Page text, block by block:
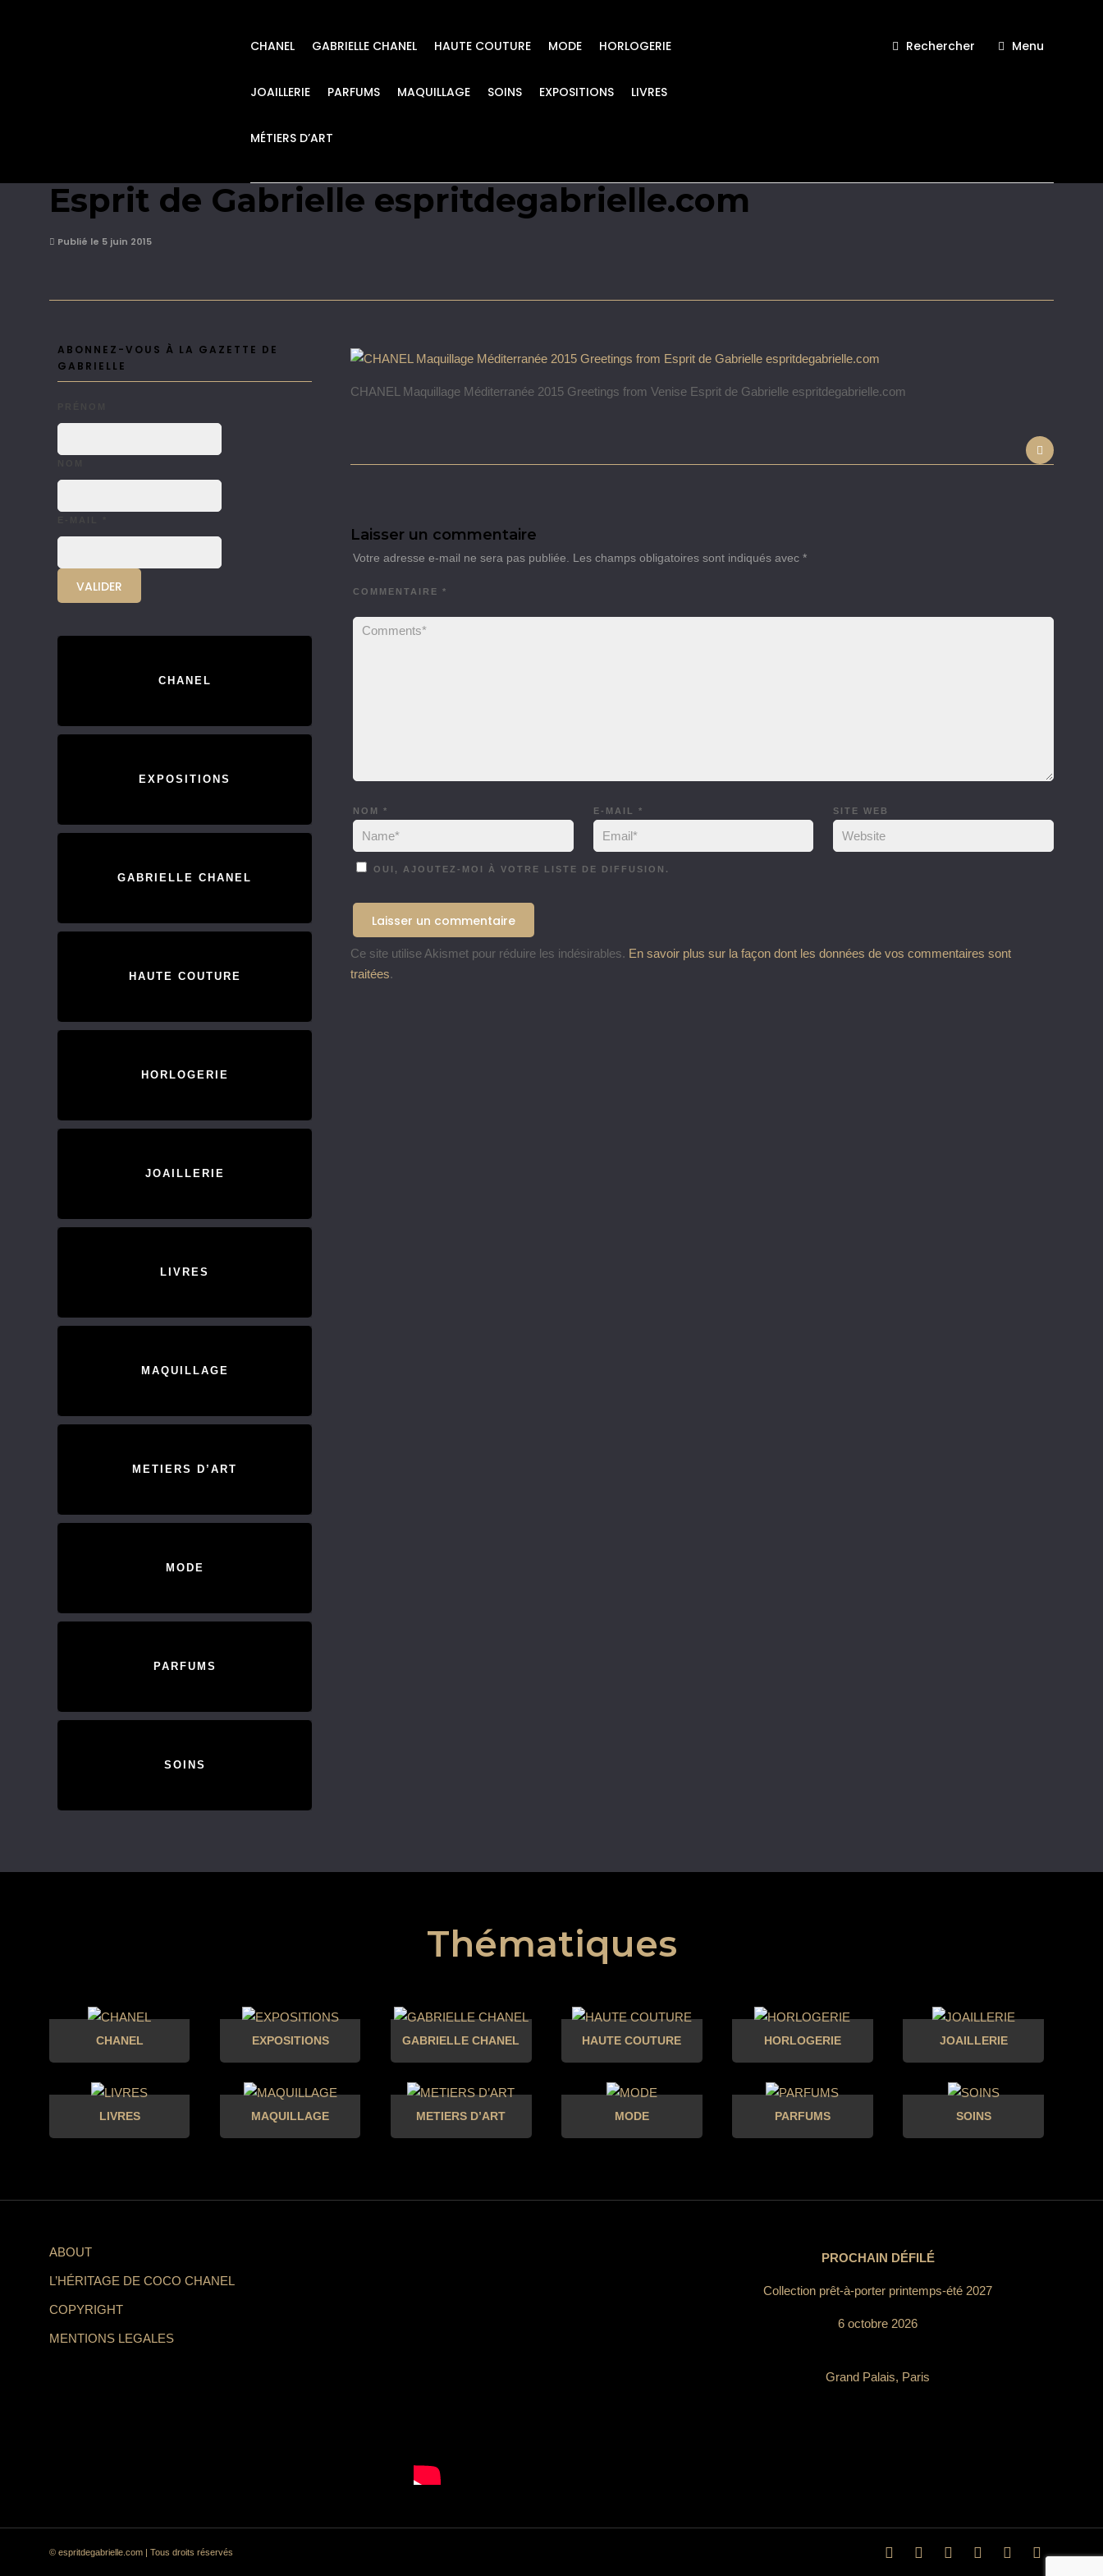
CHANEL GABRIELLE CHANEL HAUTE COUTURE MODE HORLOGERIE
JOAILLERIE PARFUMS MAQUILLAGE SOINS EXPOSITIONS LIVRES
MÉTIERS D’ART
Rechercher Menu
Esprit de Gabrielle espritdegabrielle.com
Publié le 5 juin 2015
CHANEL Maquillage Méditerranée 2015 Greetings from Venise Esprit de Gabrielle espritdegabrielle.com
Laisser un commentaire
Votre adresse e-mail ne sera pas publiée. Les champs obligatoires sont indiqués avec *
COMMENTAIRE *
NOM * E-MAIL * SITE WEB
OUI, AJOUTEZ-MOI À VOTRE LISTE DE DIFFUSION.
Ce site utilise Akismet pour réduire les indésirables. En savoir plus sur la façon dont les données de vos commentaires sont
traitées.
ABONNEZ-VOUS À LA GAZETTE DE
GABRIELLE
CHANEL
EXPOSITIONS
GABRIELLE CHANEL
HAUTE COUTURE
HORLOGERIE
JOAILLERIE
LIVRES
MAQUILLAGE
METIERS D’ART
MODE
PARFUMS
SOINS
Thématiques
CHANEL EXPOSITIONS GABRIELLE CHANEL HAUTE COUTURE HORLOGERIE JOAILLERIE
LIVRES MAQUILLAGE METIERS D’ART MODE PARFUMS SOINS
ABOUT
L’HÉRITAGE DE COCO CHANEL
COPYRIGHT
MENTIONS LEGALES
PROCHAIN DÉFILÉ
Collection prêt-à-porter printemps-été 2027
6 octobre 2026
Grand Palais, Paris
© espritdegabrielle.com | Tous droits réservés